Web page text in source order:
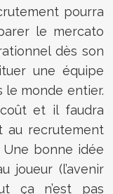
pourra
le mercato
dès son
une équipe
le monde entier.
et il faudra
au recrutement
bonne idée
joueur (l’avenir
ça n’est pas